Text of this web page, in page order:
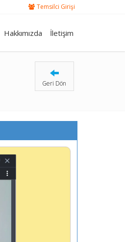
Temsilci Girişi
Hakkımızda İletişim
Geri Dön